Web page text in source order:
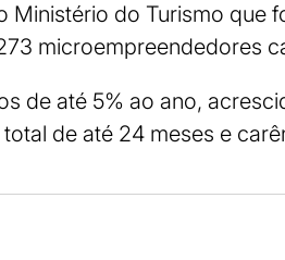
Ministério do Turismo que
microempreendedores
de até 5% ao ano,
de até 24 meses e